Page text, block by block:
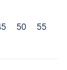
50 55